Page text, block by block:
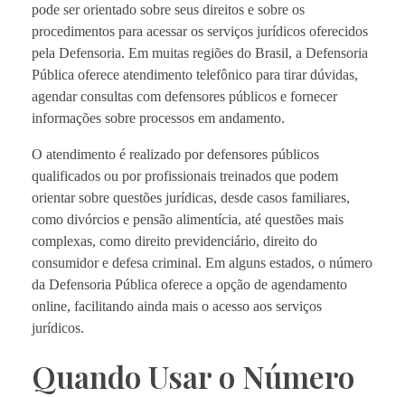
pode ser orientado sobre seus direitos e sobre os
procedimentos para acessar os serviços jurídicos oferecidos
pela Defensoria. Em muitas regiões do Brasil, a Defensoria
Pública oferece atendimento telefônico para tirar dúvidas,
agendar consultas com defensores públicos e fornecer
informações sobre processos em andamento.
O atendimento é realizado por defensores públicos
qualificados ou por profissionais treinados que podem
orientar sobre questões jurídicas, desde casos familiares,
como divórcios e pensão alimentícia, até questões mais
complexas, como direito previdenciário, direito do
consumidor e defesa criminal. Em alguns estados, o número
da Defensoria Pública oferece a opção de agendamento
online, facilitando ainda mais o acesso aos serviços
jurídicos.
Quando Usar o Número